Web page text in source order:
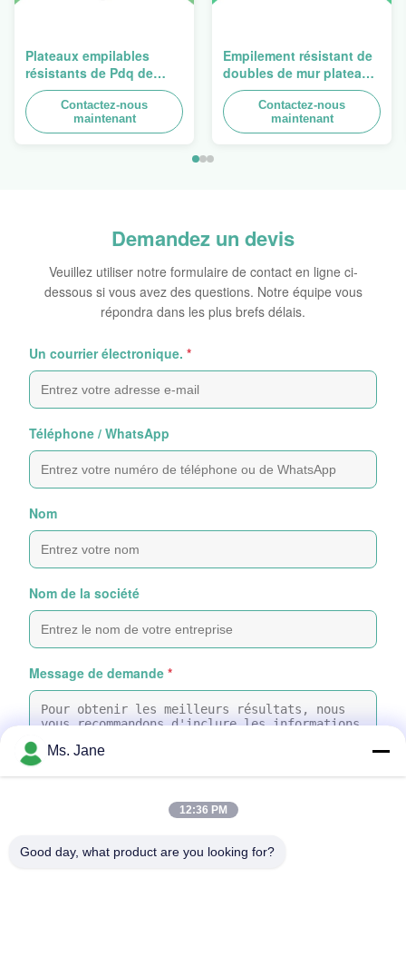
Plateaux empilables
résistants de Pdq de
conception de Costco à
vendre le rideau, charge
100kgs
Contactez-nous
maintenant
Empilement résistant de
doubles de mur plateaux
du carton PDQ pour
favoriser des
épices/nourritures
Contactez-nous
maintenant
Demandez un devis
Veuillez utiliser notre formulaire de contact en ligne ci-
dessous si vous avez des questions. Notre équipe vous
répondra dans les plus brefs délais.
Un courrier électronique. *
Téléphone / WhatsApp
Nom
Nom de la société
Message de demande *
Choisir les fichiers
Ms. Jane
12:36 PM
Good day, what product are you looking for?